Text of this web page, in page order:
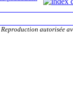
Reproduction autorisée